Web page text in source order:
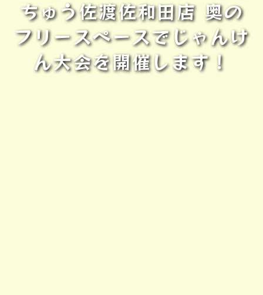
ちゅう佐渡佐和田店 奥の
フリースペースでじゃんけ
ん大会を開催します！